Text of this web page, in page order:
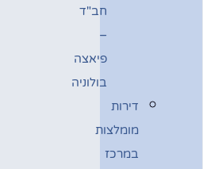
חב"ד
–
פיאצה
בולוניה
דירות
מומלצות
במרכז